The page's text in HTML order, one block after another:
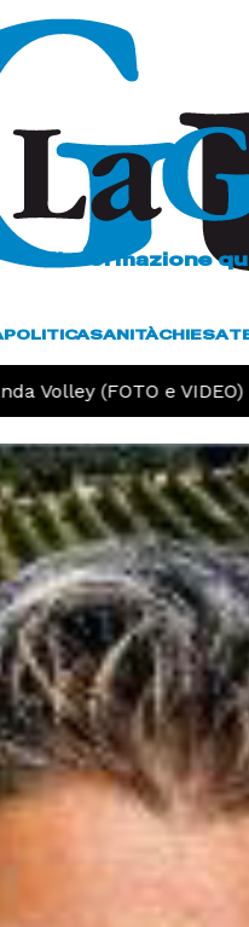
L'informazione
POLITICASANITÀCHIESA
(FOTO e VIDEO)